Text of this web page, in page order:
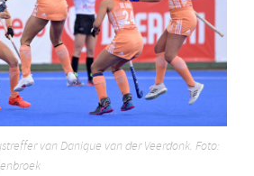
van Danique van der Veerdonk. Foto: